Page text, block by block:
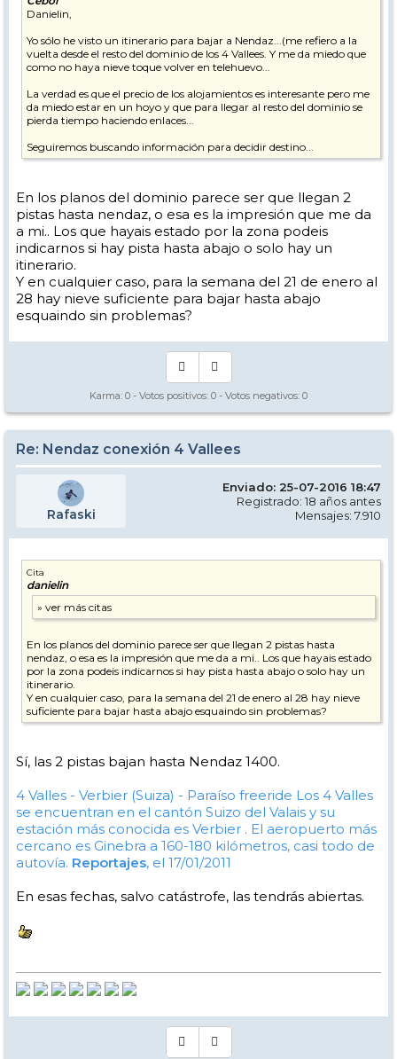
Danielin,
Yo sólo he visto un itinerario para bajar a Nendaz...(me refiero a la
vuelta desde el resto del dominio de los 4 Vallees. Y me da miedo que
como no haya nieve toque volver en telehuevo...
La verdad es que el precio de los alojamientos es interesante pero me
da miedo estar en un hoyo y que para llegar al resto del dominio se
pierda tiempo haciendo enlaces...
Seguiremos buscando información para decidir destino...
En los planos del dominio parece ser que llegan 2
pistas hasta nendaz, o esa es la impresión que me da
a mi.. Los que hayais estado por la zona podeis
indicarnos si hay pista hasta abajo o solo hay un
itinerario.
Y en cualquier caso, para la semana del 21 de enero al
28 hay nieve suficiente para bajar hasta abajo
esquaindo sin problemas?
Karma: 0 - Votos positivos: 0 - Votos negativos: 0
Re: Nendaz conexión 4 Vallees
Rafaski
Enviado: 25-07-2016 18:47
Registrado: 18 años antes
Mensajes: 7.910
Cita
danielin
En los planos del dominio parece ser que llegan 2 pistas hasta
nendaz, o esa es la impresión que me da a mi.. Los que hayais estado
por la zona podeis indicarnos si hay pista hasta abajo o solo hay un
itinerario.
Y en cualquier caso, para la semana del 21 de enero al 28 hay nieve
suficiente para bajar hasta abajo esquaindo sin problemas?
Sí, las 2 pistas bajan hasta Nendaz 1400.
4 Valles - Verbier (Suiza) - Paraíso freeride Los 4 Valles
se encuentran en el cantón Suizo del Valais y su
estación más conocida es Verbier . El aeropuerto más
cercano es Ginebra a 160-180 kilómetros, casi todo de
autovía. Reportajes, el 17/01/2011
En esas fechas, salvo catástrofe, las tendrás abiertas.